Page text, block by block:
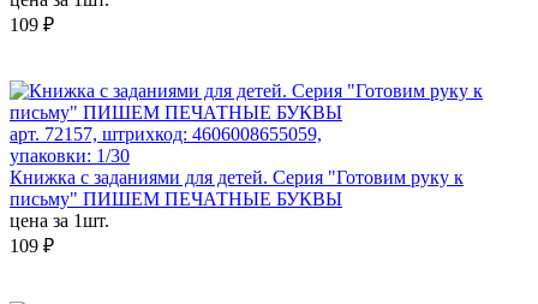
109 ₽
арт. 72157, штрихкод: 4606008655059,
упаковки: 1/30
Книжка с заданиями для детей. Серия "Готовим руку к
письму" ПИШЕМ ПЕЧАТНЫЕ БУКВЫ
цена за 1шт.
109 ₽